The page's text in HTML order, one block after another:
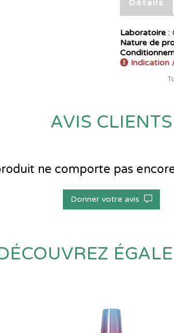
Détails
Laboratoire :
Nature de
Indication
AVIS CLIENTS
ne comporte pas
Donner votre avis